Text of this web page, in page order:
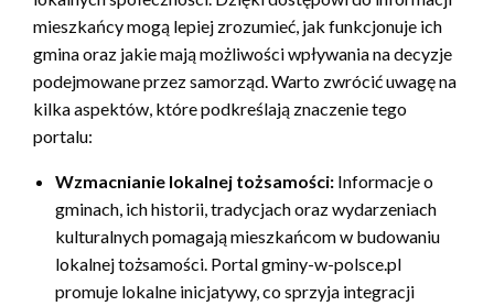
mieszkańcy mogą lepiej zrozumieć, jak funkcjonuje ich
gmina oraz jakie mają możliwości wpływania na decyzje
podejmowane przez samorząd. Warto zwrócić uwagę na
kilka aspektów, które podkreślają znaczenie tego
portalu:
Wzmacnianie lokalnej tożsamości: Informacje o
gminach, ich historii, tradycjach oraz wydarzeniach
kulturalnych pomagają mieszkańcom w budowaniu
lokalnej tożsamości. Portal gminy-w-polsce.pl
promuje lokalne inicjatywy, co sprzyja integracji